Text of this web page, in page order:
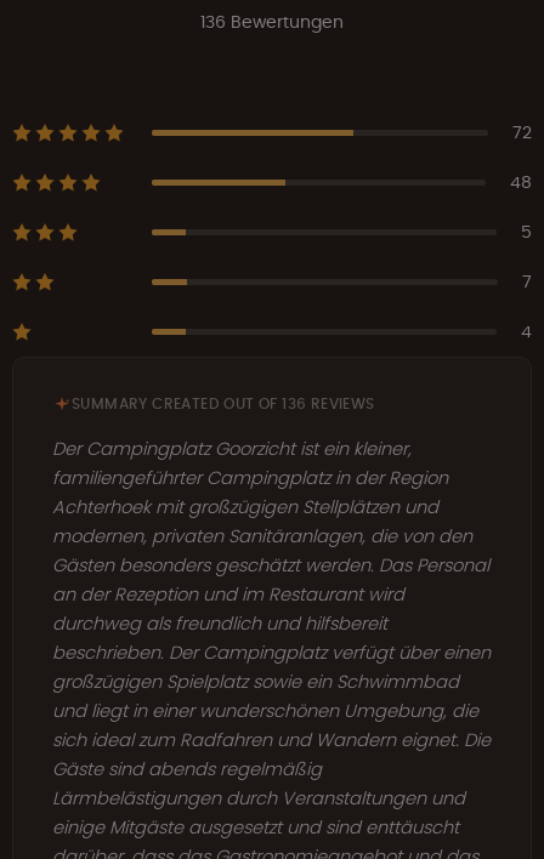
136 Bewertungen
72
48
5
7
4
SUMMARY CREATED OUT OF 136 REVIEWS
Der Campingplatz Goorzicht ist ein kleiner,
familiengeführter Campingplatz in der Region
Achterhoek mit großzügigen Stellplätzen und
modernen, privaten Sanitäranlagen, die von den
Gästen besonders geschätzt werden. Das Personal
an der Rezeption und im Restaurant wird
durchweg als freundlich und hilfsbereit
beschrieben. Der Campingplatz verfügt über einen
großzügigen Spielplatz sowie ein Schwimmbad
und liegt in einer wunderschönen Umgebung, die
sich ideal zum Radfahren und Wandern eignet. Die
Gäste sind abends regelmäßig
Lärmbelästigungen durch Veranstaltungen und
einige Mitgäste ausgesetzt und sind enttäuscht